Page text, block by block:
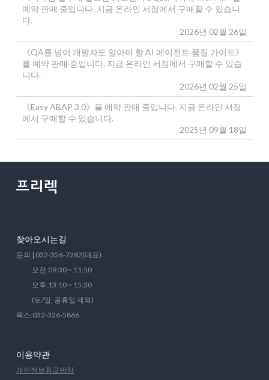
예약 판매 중입니다. 지금 온라인 서점에서 구매할 수 있습니
다.
2026년 02월 26일
《QA를 넘어 개발자도 알아야 할 AI 에이전트 품질 가이드》
를 예약 판매 중입니다. 지금 온라인 서점에서 구매할 수 있습
니다.
2026년 02월 25일
《Easy ABAP 3.0》을 예약 판매 중입니다. 지금 온라인 서점
에서 구매할 수 있습니다.
2025년 09월 18일
찾아오시는길
문의 | 032-326-7282(대표)
오전:09:30 ~ 11:50
오후:13:10 ~ 15:30
(토/일, 공휴일 제외)
팩스:032-326-5866
이용약관
개인정보취급방침